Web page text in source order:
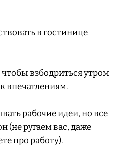
в гостинице
чтобы взбодриться утром
впечатлениям.
рабочие идеи, но все
(не ругаем вас, даже
про работу).